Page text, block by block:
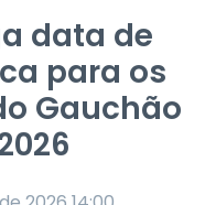
data de
para os
Gauchão